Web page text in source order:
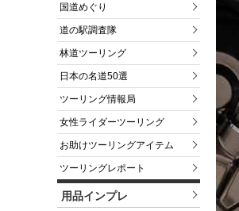
国道めぐり
道の駅調査隊
林道ツーリング
日本の名道50選
ツーリング情報局
女性ライダーツーリング
お助けツーリングアイテム
ツーリングレポート
用品インプレ